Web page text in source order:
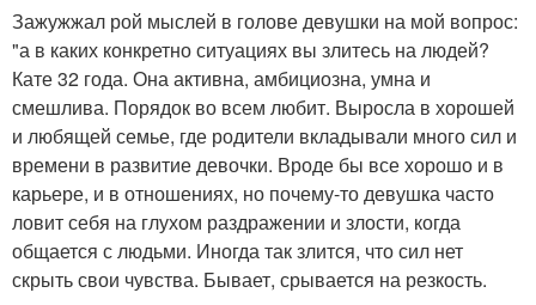
Зажужжал рой мыслей в голове девушки на мой вопрос:
"а в каких конкретно ситуациях вы злитесь на людей?
Кате 32 года. Она активна, амбициозна, умна и
смешлива. Порядок во всем любит. Выросла в хорошей
и любящей семье, где родители вкладывали много сил и
времени в развитие девочки. Вроде бы все хорошо и в
карьере, и в отношениях, но почему-то девушка часто
ловит себя на глухом раздражении и злости, когда
общается с людьми. Иногда так злится, что сил нет
скрыть свои чувства. Бывает, срывается на резкость.